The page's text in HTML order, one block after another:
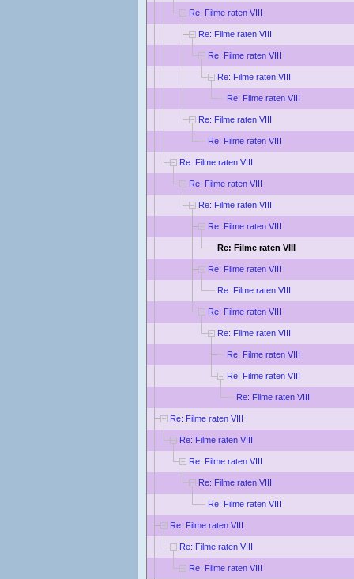
Re: Filme raten VIII
Re: Filme raten VIII
Re: Filme raten VIII
Re: Filme raten VIII
Re: Filme raten VIII
Re: Filme raten VIII
Re: Filme raten VIII
Re: Filme raten VIII
Re: Filme raten VIII
Re: Filme raten VIII
Re: Filme raten VIII
Re: Filme raten VIII
Re: Filme raten VIII
Re: Filme raten VIII
Re: Filme raten VIII
Re: Filme raten VIII
Re: Filme raten VIII
Re: Filme raten VIII
Re: Filme raten VIII
Re: Filme raten VIII
Re: Filme raten VIII
Re: Filme raten VIII
Re: Filme raten VIII
Re: Filme raten VIII
Re: Filme raten VIII
Re: Filme raten VIII
Re: Filme raten VIII